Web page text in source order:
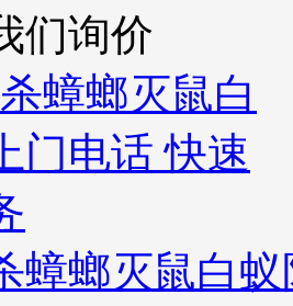
们询价
蟑螂灭鼠白